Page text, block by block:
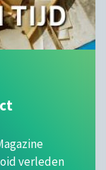
verleden